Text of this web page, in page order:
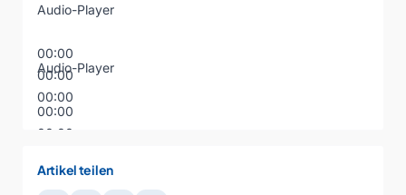
Audio-Player
00:00
00:00
00:00
Audio-Player
00:00
00:00
Artikel teilen